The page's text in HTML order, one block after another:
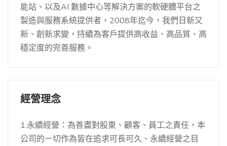
能站、以及AI 數據中心等解決方案的軟硬體平台之
製造與服務系統提供者，2008年迄今，我們日新又
新、創新求變，持續為客戶提供高收益、高品質、高
穩定度的完善服務。
經營理念
1.永續經營：為善盡對股東、顧客、員工之責任，本
公司的ㄧ切作為皆在追求可長可久、永續經營之目